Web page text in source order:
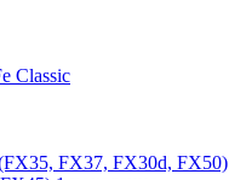
Classic
FX37, FX30d, FX50)